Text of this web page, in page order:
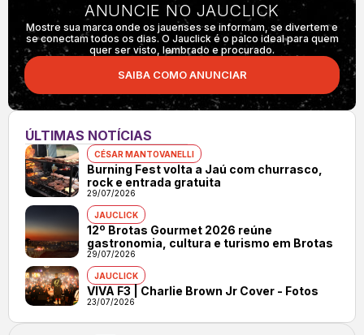
ANUNCIE NO JAUCLICK
Mostre sua marca onde os jauenses se informam, se divertem e
se conectam todos os dias. O Jauclick é o palco ideal para quem
quer ser visto, lembrado e procurado.
SAIBA COMO ANUNCIAR
ÚLTIMAS NOTÍCIAS
CÉSAR MANTOVANELLI
Burning Fest volta a Jaú com churrasco,
rock e entrada gratuita
29/07/2026
JAUCLICK
12º Brotas Gourmet 2026 reúne
gastronomia, cultura e turismo em Brotas
29/07/2026
JAUCLICK
VIVA F3 | Charlie Brown Jr Cover - Fotos
23/07/2026